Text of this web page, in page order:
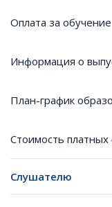
Оплата за обучение
Информация о
План-график
Стоимость платных
Слушателю